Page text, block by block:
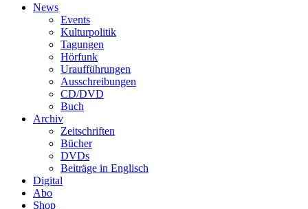
News
Events
Kulturpolitik
Tagungen
Hörfunk
Uraufführungen
Ausschreibungen
CD/DVD
Buch
Archiv
Zeitschriften
Bücher
DVDs
Beiträge in Englisch
Digital
Abo
Shop